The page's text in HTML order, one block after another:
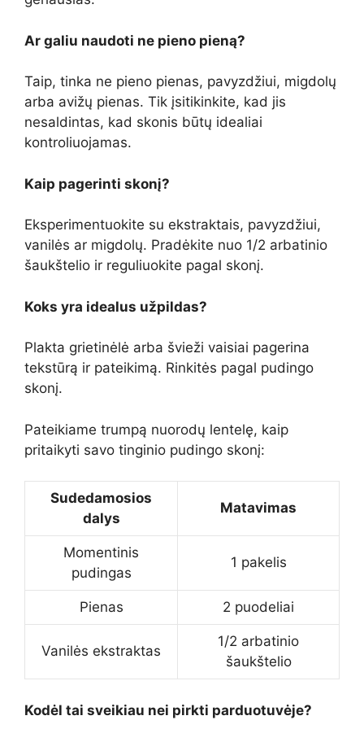
Ar galiu naudoti ne pieno pieną?
Taip, tinka ne pieno pienas, pavyzdžiui, migdolų
arba avižų pienas. Tik įsitikinkite, kad jis
nesaldintas, kad skonis būtų idealiai
kontroliuojamas.
Kaip pagerinti skonį?
Eksperimentuokite su ekstraktais, pavyzdžiui,
vanilės ar migdolų. Pradėkite nuo 1/2 arbatinio
šaukštelio ir reguliuokite pagal skonį.
Koks yra idealus užpildas?
Plakta grietinėlė arba švieži vaisiai pagerina
tekstūrą ir pateikimą. Rinkitės pagal pudingo
skonį.
Pateikiame trumpą nuorodų lentelę, kaip
pritaikyti savo tinginio pudingo skonį:
Sudedamosios
dalys
Matavimas
Momentinis
pudingas
1 pakelis
Pienas 2 puodeliai
Vanilės ekstraktas
1/2 arbatinio
šaukštelio
Kodėl tai sveikiau nei pirkti parduotuvėje?